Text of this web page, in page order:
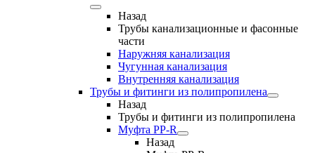
Назад
Трубы канализационные и фасонные
части
Наружняя канализация
Чугунная канализация
Внутренняя канализация
Трубы и фитинги из полипропилена
Назад
Трубы и фитинги из полипропилена
Муфта PP-R
Назад